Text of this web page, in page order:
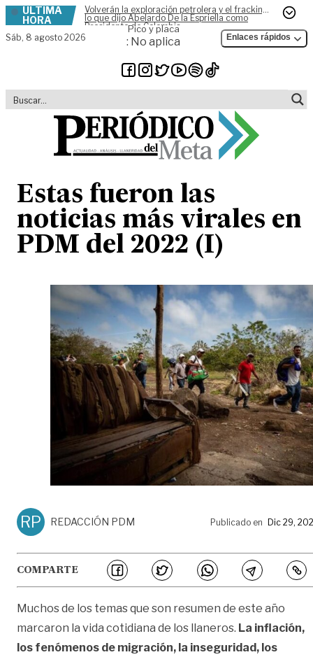
Skip to content
ÚLTIMA
HORA
Volverán la exploración petrolera y el fracking,
lo que dijo Abelardo De la Espriella como
Presidente de Colombia
Sáb, 8 agosto 2026
Pico y placa
: No aplica Enlaces rápidos
Estas fueron las
noticias más virales en
PDM del 2022 (I)
RP REDACCIÓN PDM Publicado en Dic 29,
COMPARTE
Muchos de los temas que son resumen de este año
marcaron la vida cotidiana de los llaneros. La inflación,
los fenómenos de migración, la inseguridad, los